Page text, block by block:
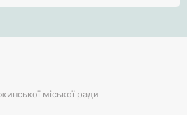
міської ради